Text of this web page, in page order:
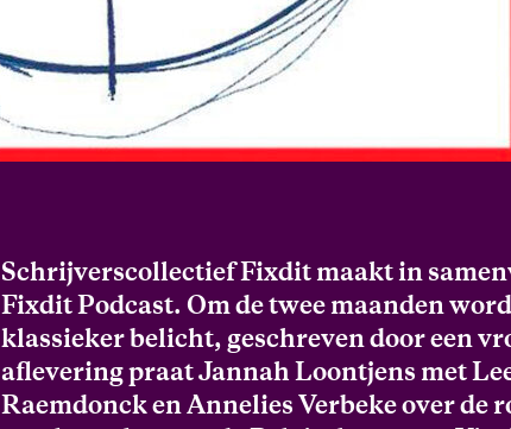
Schrijverscollectief Fixdit maakt in
Fixdit Podcast. Om de twee maanden
klassieker belicht, geschreven door een
aflevering praat Jannah Loontjens met
Raemdonck en Annelies Verbeke over de